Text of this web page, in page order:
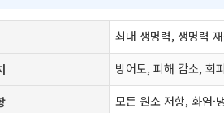
최대 생명력, 생명력
방어도, 피해 감소, 회
모든 원소 저항, 화염·